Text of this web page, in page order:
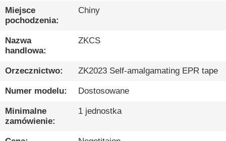
O
NAS
ZWIEDZANIE
FABRYKI
KONTROLA
JAKOŚCI
Miejsce
pochodzenia:
Chiny
Nazwa
handlowa:
ZKCS
Orzecznictwo: ZK2023 Self-amalgamating EPR tape
Numer modelu: Dostosowane
Minimalne
zamówienie:
1 jednostka